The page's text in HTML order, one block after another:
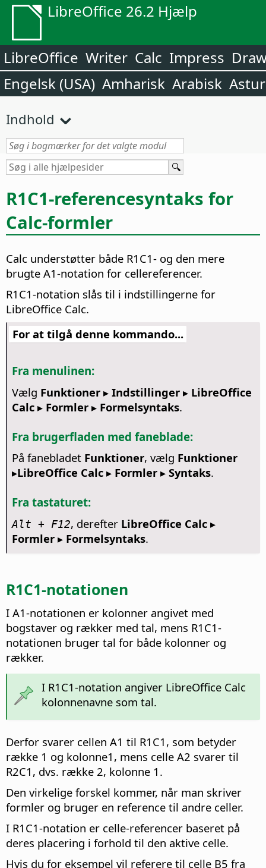
LibreOffice 26.2 Hjælp
LibreOffice Writer Calc Impress
Engelsk (USA) Amharisk Arabisk
Indhold
R1C1-referencesyntaks for
Calc-formler
Calc understøtter både R1C1- og den mere
brugte A1-notation for cellereferencer.
R1C1-notation slås til i indstillingerne for
LibreOffice Calc.
For at tilgå denne kommando...
Fra menulinen:
Vælg Funktioner ▸ Indstillinger▸ LibreOffice
Calc ▸ Formler ▸ Formelsyntaks.
Fra brugerfladen med faneblade:
På fanebladet Funktioner, vælg Funktioner
▸LibreOffice Calc ▸ Formler ▸ Syntaks.
Fra tastaturet:
Alt + F12, derefter LibreOffice Calc ▸
Formler ▸ Formelsyntaks.
R1C1-notationen
I A1-notationen er kolonner angivet med
bogstaver og rækker med tal, mens R1C1-
notationen bruger tal for både kolonner og
rækker.
I R1C1-notation angiver LibreOffice Calc
kolonnenavne som tal.
Derfor svarer cellen A1 til R1C1, som betyder
række 1 og kolonne1, mens celle A2 svarer til
R2C1, dvs. række 2, kolonne 1.
Den virkelige forskel kommer, når man skriver
formler og bruger en reference til andre celler.
I R1C1-notation er celle-referencer baseret på
deres placering i forhold til den aktive celle.
Hvis du for eksempel vil referere til celle B5 fra